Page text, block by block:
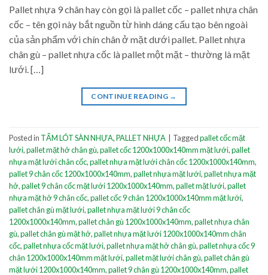
Pallet nhựa 9 chân hay còn gọi là pallet cốc – pallet nhựa chân
cốc – tên gọi này bắt nguồn từ hình dáng cấu tạo bên ngoài
của sản phẩm với chín chân ở mặt dưới pallet. Pallet nhựa
chân gù – pallet nhựa cốc là pallet một mặt – thường là mặt
lưới. […]
CONTINUE READING →
Posted in TẤM LÓT SÀN NHỰA,PALLET NHỰA Taggedpallet cốc mặt
lưới,pallet mặt hở chân gù,pallet cốc 1200x1000x140mm mặt lưới,pallet
nhựa mặt lưới chân cốc,pallet nhựa mặt lưới chân cốc 1200x1000x140mm,
pallet 9 chân cốc 1200x1000x140mm,pallet nhựa mặt lưới,pallet nhựa mặt
hở,pallet 9 chân cốc mặt lưới 1200x1000x140mm,pallet mặt lưới,pallet
nhựa mặt hở 9 chân cốc,pallet cốc 9 chân 1200x1000x140mm mặt lưới,
pallet chân gù mặt lưới,pallet nhựa mặt lưới 9 chân cốc
1200x1000x140mm,pallet chân gù 1200x1000x140mm,pallet nhựa chân
gù,pallet chân gù mặt hở,pallet nhựa mặt lưới 1200x1000x140mm chân
cốc,pallet nhựa cốc mặt lưới,pallet nhựa mặt hở chân gù,pallet nhựa cốc 9
chân 1200x1000x140mm mặt lưới,pallet mặt lưới chân gù,pallet chân gù
mặt lưới 1200x1000x140mm,pallet 9 chân gù 1200x1000x140mm,pallet